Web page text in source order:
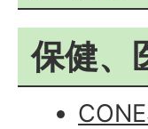
保健、